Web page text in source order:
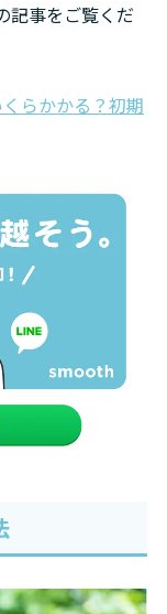
記事をご覧くだ
らかかる？初期